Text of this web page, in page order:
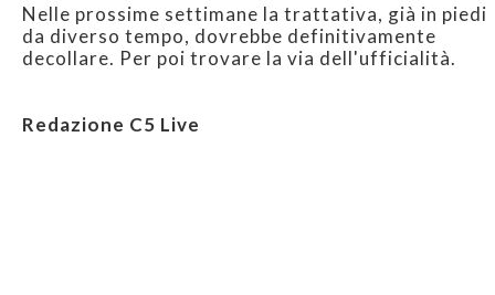
Nelle prossime settimane la trattativa, già in piedi
da diverso tempo, dovrebbe definitivamente
decollare. Per poi trovare la via dell'ufficialità.
Redazione C5 Live